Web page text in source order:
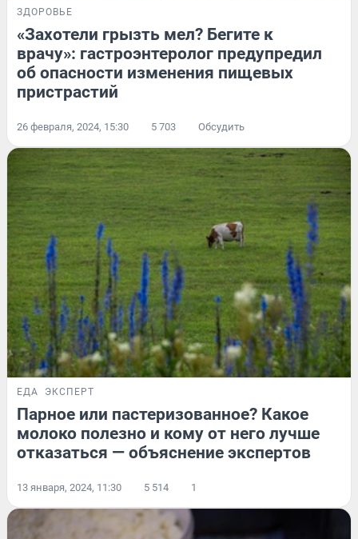
ЗДОРОВЬЕ
«Захотели грызть мел? Бегите к
врачу»: гастроэнтеролог предупредил
об опасности изменения пищевых
пристрастий
26 февраля, 2024, 15:30 5 703 Обсудить
ЕДА ЭКСПЕРТ
Парное или пастеризованное? Какое
молоко полезно и кому от него лучше
отказаться — объяснение экспертов
13 января, 2024, 11:30 5 514 1